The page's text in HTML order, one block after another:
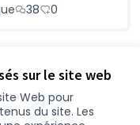
sur le site web
Web pour
du site. Les
38 0